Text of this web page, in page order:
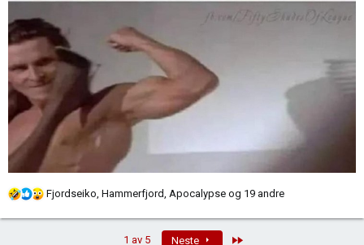
R
Fjordseiko, Hammerfjord, Apocalypse og 19 andre
1 av 5 Neste